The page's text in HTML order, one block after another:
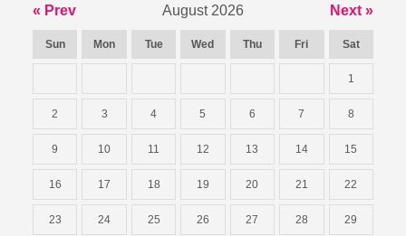
« Prev August 2026 Next »
Sun Mon Tue Wed Thu Fri Sat
1
2 3 4 5 6 7 8
9 10 11 12 13 14 15
16 17 18 19 20 21 22
23 24 25 26 27 28 29